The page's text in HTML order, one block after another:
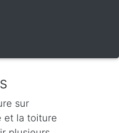
sur
et la toiture